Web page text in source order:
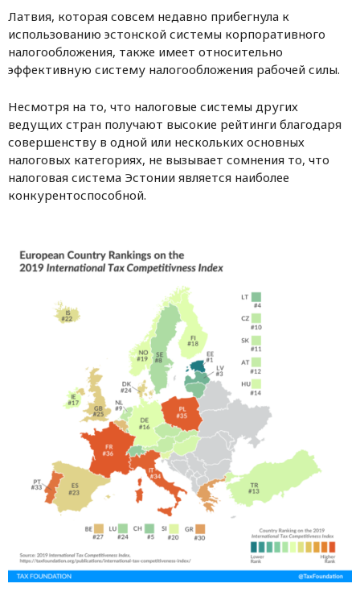
Латвия, которая совсем недавно прибегнула к
использованию эстонской системы корпоративного
налогообложения, также имеет относительно
эффективную систему налогообложения рабочей силы.
Несмотря на то, что налоговые системы других
ведущих стран получают высокие рейтинги благодаря
совершенству в одной или нескольких основных
налоговых категориях, не вызывает сомнения то, что
налоговая система Эстонии является наиболее
конкурентоспособной.